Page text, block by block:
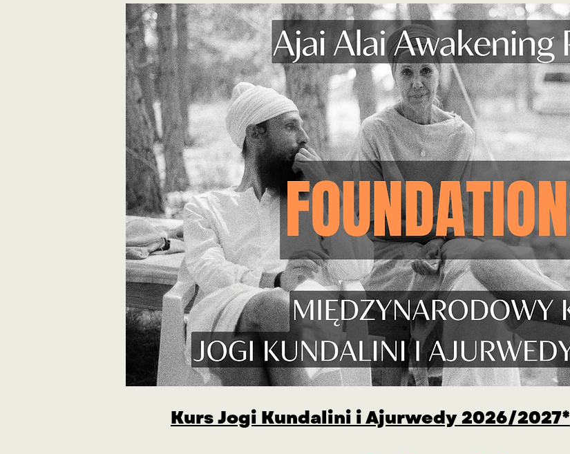
Kurs Jogi Kundalini i Ajurwedy 2026/2027*